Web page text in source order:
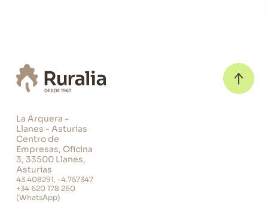
La Arquera -
Llanes - Asturias
Centro de
Empresas, Oficina
3, 33500 Llanes,
Asturias
43.408291, -4.757347
+34 620 178 260
(WhatsApp)